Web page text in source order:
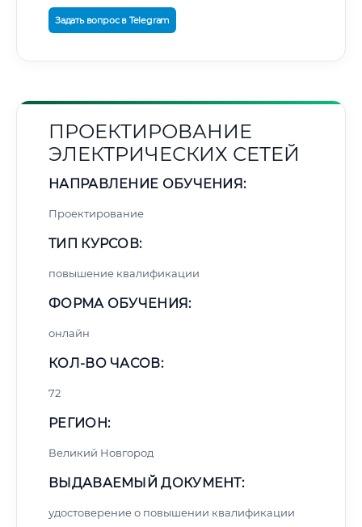
Задать вопрос в Telegram
ПРОЕКТИРОВАНИЕ
ЭЛЕКТРИЧЕСКИХ СЕТЕЙ
НАПРАВЛЕНИЕ ОБУЧЕНИЯ:
Проектирование
ТИП КУРСОВ:
повышение квалификации
ФОРМА ОБУЧЕНИЯ:
онлайн
КОЛ-ВО ЧАСОВ:
72
РЕГИОН:
Великий Новгород
ВЫДАВАЕМЫЙ ДОКУМЕНТ:
удостоверение о повышении квалификации